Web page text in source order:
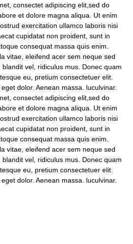
consectet adipiscing elit,sed do
et dolore magna aliqua. Ut enim
exercitation ullamco laboris nisi
cupidatat non proident, sunt in
consequat massa quis enim.
vitae, eleifend acer sem neque sed
vel, ridiculus mus. Donec quam
eu, pretium consectetuer elit.
dolor. Aenean massa. luculvinar.
consectet adipiscing elit,sed do
et dolore magna aliqua. Ut enim
exercitation ullamco laboris nisi
cupidatat non proident, sunt in
consequat massa quis enim.
vitae, eleifend acer sem neque sed
vel, ridiculus mus. Donec quam
eu, pretium consectetuer elit.
dolor. Aenean massa. luculvinar.